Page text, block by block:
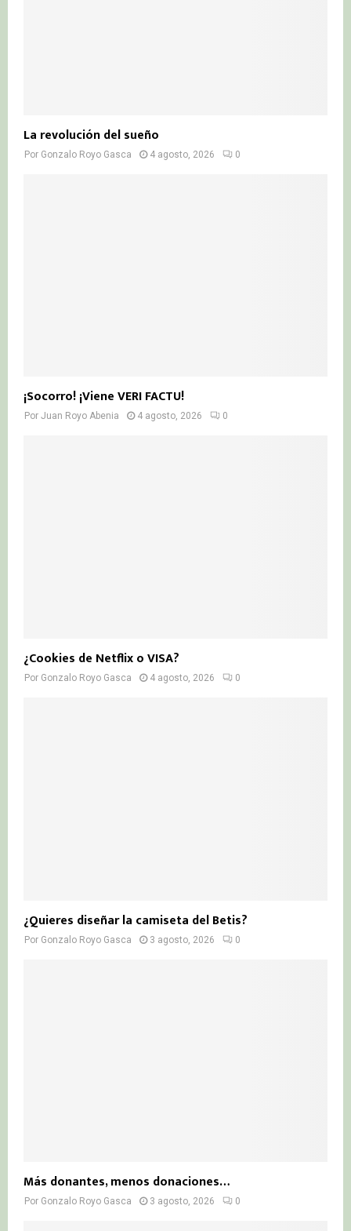
La revolución del sueño
Por Gonzalo Royo Gasca 4 agosto, 2026 0
¡Socorro! ¡Viene VERI FACTU!
Por Juan Royo Abenia 4 agosto, 2026 0
¿Cookies de Netflix o VISA?
Por Gonzalo Royo Gasca 4 agosto, 2026 0
¿Quieres diseñar la camiseta del Betis?
Por Gonzalo Royo Gasca 3 agosto, 2026 0
Más donantes, menos donaciones…
Por Gonzalo Royo Gasca 3 agosto, 2026 0